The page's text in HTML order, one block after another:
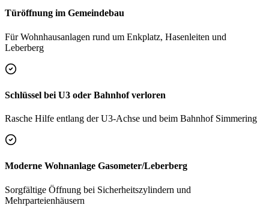
Türöffnung im Gemeindebau
Für Wohnhausanlagen rund um Enkplatz, Hasenleiten und
Leberberg
Schlüssel bei U3 oder Bahnhof verloren
Rasche Hilfe entlang der U3-Achse und beim Bahnhof Simmering
Moderne Wohnanlage Gasometer/Leberberg
Sorgfältige Öffnung bei Sicherheitszylindern und
Mehrparteienhäusern